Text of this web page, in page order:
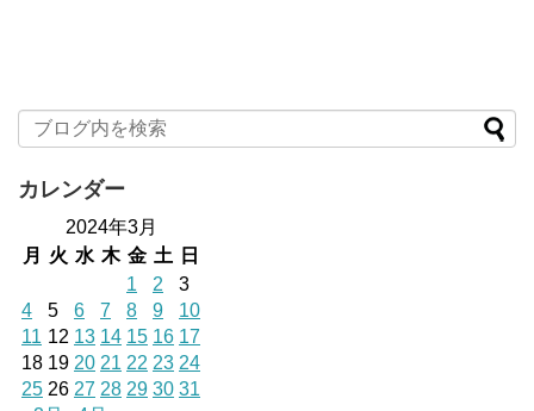
カレンダー
2024年3月
月
火 水 木 金 土
日
1
2
3
4
5 6 7 8 9
10
11 12 13 14 15 16 17
18 19 20 21 22 23 24
25 26 27 28 29 30 31